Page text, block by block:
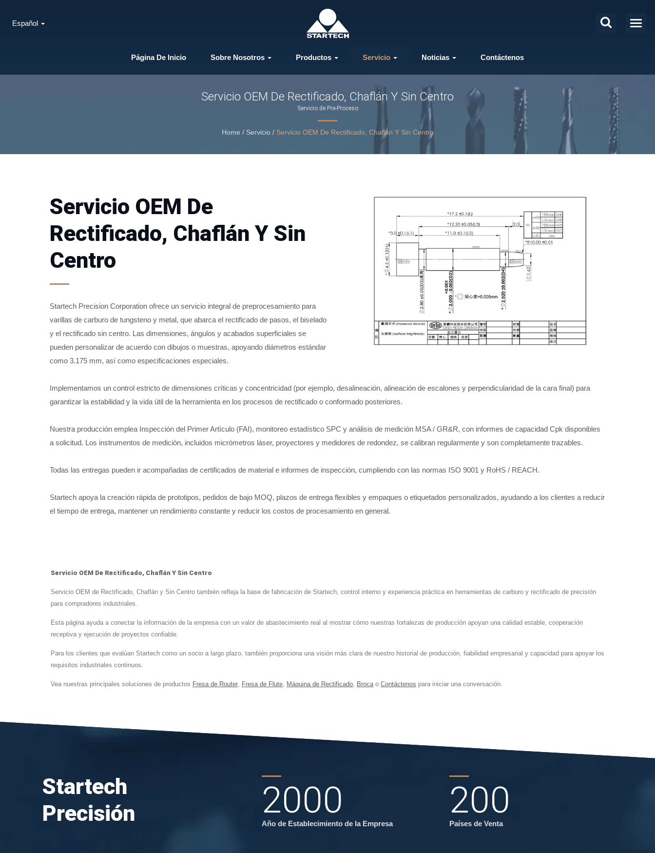
Página De Inicio Sobre Nosotros Productos Servicio Noticias Contáctenos
Español
Servicio OEM De Rectificado, Chaflán Y Sin Centro
Servicio de Pre-Proceso
Home / Servicio / Servicio OEM De Rectificado, Chaflán Y Sin Centro
Servicio OEM De
Rectificado, Chaflán Y Sin
Centro
Startech Precision Corporation ofrece un servicio integral de preprocesamiento para
varillas de carburo de tungsteno y metal, que abarca el rectificado de pasos, el biselado
y el rectificado sin centro. Las dimensiones, ángulos y acabados superficiales se
pueden personalizar de acuerdo con dibujos o muestras, apoyando diámetros estándar
como 3.175 mm, así como especificaciones especiales.
Implementamos un control estricto de dimensiones críticas y concentricidad (por ejemplo, desalineación, alineación de escalones y perpendicularidad de la cara final) para
garantizar la estabilidad y la vida útil de la herramienta en los procesos de rectificado o conformado posteriores.
Nuestra producción emplea Inspección del Primer Artículo (FAI), monitoreo estadístico SPC y análisis de medición MSA / GR&R, con informes de capacidad Cpk disponibles
a solicitud. Los instrumentos de medición, incluidos micrómetros láser, proyectores y medidores de redondez, se calibran regularmente y son completamente trazables.
Todas las entregas pueden ir acompañadas de certificados de material e informes de inspección, cumpliendo con las normas ISO 9001 y RoHS / REACH.
Startech apoya la creación rápida de prototipos, pedidos de bajo MOQ, plazos de entrega flexibles y empaques o etiquetados personalizados, ayudando a los clientes a reducir
el tiempo de entrega, mantener un rendimiento constante y reducir los costos de procesamiento en general.
Servicio OEM De Rectificado, Chaflán Y Sin Centro
Servicio OEM de Rectificado, Chaflán y Sin Centro también refleja la base de fabricación de Startech, control interno y experiencia práctica en herramientas de carburo y rectificado de precisión
para compradores industriales.
Esta página ayuda a conectar la información de la empresa con un valor de abastecimiento real al mostrar cómo nuestras fortalezas de producción apoyan una calidad estable, cooperación
receptiva y ejecución de proyectos confiable.
Para los clientes que evalúan Startech como un socio a largo plazo, también proporciona una visión más clara de nuestro historial de producción, fiabilidad empresarial y capacidad para apoyar los
requisitos industriales continuos.
Vea nuestras principales soluciones de productos Fresa de Router, Fresa de Flute, Máquina de Rectificado, Brocao Contáctenos para iniciar una conversación.
Startech
Precisión
2000
Año de Establecimiento de la Empresa
200
Países de Venta